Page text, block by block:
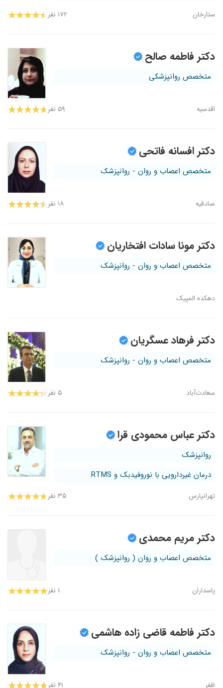
ستارخان ۱۷۲ نفر
دکتر فاطمه صالح
متخصص روانپزشکی
اقدسیه ۵۹ نفر
دکتر افسانه فاتحی
متخصص اعصاب و روان - روانپزشک
صادقیه ۱۸ نفر
دکتر مونا سادات افتخاریان
متخصص اعصاب و روان - روانپزشک
دهکده المپیک
دکتر فرهاد عسگریان
متخصص اعصاب و روان - روانپزشک
سعادت‌آباد ۵ نفر
دکتر عباس محمودی قرا
روانپزشک
درمان غیردارویی با نوروفیدبک و RTMS
تهرانپارس ۳۵ نفر
دکتر مریم محمدی
متخصص اعصاب و روان ( روانپزشک )
پاسداران ۱ نفر
دکتر فاطمه قاضی زاده هاشمی
متخصص اعصاب و روان - روانپزشک
ظفر ۴۱ نفر